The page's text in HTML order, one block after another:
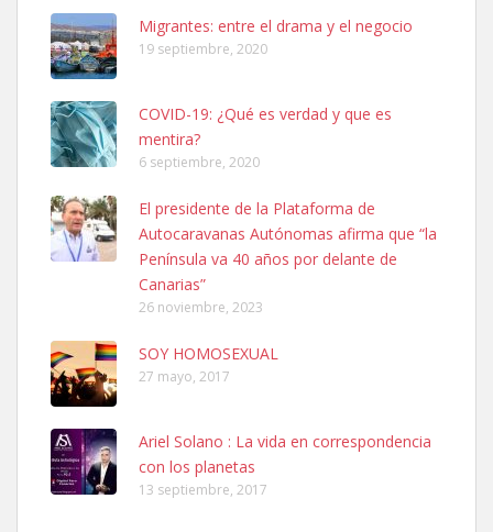
Leales.org » Gran Canaria
SHIBA PERDIDO AVDA JOSE MESA Y LOPEZ
PERRO MACHO RAZA SHIBA CON MICROCHIP PERDIDO HOY
06/07/2025 ZONA MESA Y LOPEZ. ES MUY ASUSTADIZO
Leales.org » Gran Canaria
6.7.2025
Ninfa perdida
El día 5 se los perdió una ninfa papillera, asustada tiene miedo a la
calle, se perdió por la zon...
Migrantes: entre el drama y el negocio
19 septiembre, 2020
COVID-19: ¿Qué es verdad y que es
mentira?
6 septiembre, 2020
El presidente de la Plataforma de
Autocaravanas Autónomas afirma que “la
Península va 40 años por delante de
Canarias”
26 noviembre, 2023
SOY HOMOSEXUAL
27 mayo, 2017
Ariel Solano : La vida en correspondencia
con los planetas
13 septiembre, 2017